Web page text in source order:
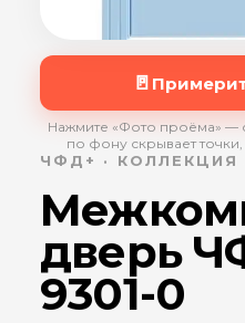
🚪
Нажмите «Фото проёма» —
по фону скрывает
ЧФД+ ·
дверь
9301-0